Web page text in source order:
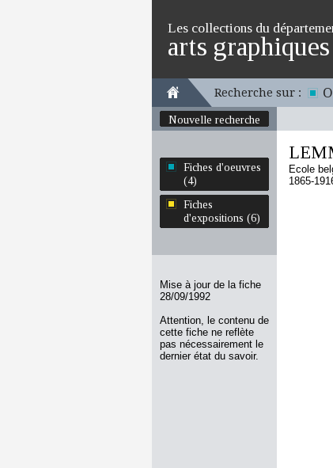
Les collections du
arts graphiques
Recherche sur :
Nouvelle recherche
Fiches d'oeuvres
(4)
Fiches
d'expositions (6)
Mise à jour de la fiche
28/09/1992
Attention, le contenu de
cette fiche ne reflète
pas nécessairement le
dernier état du savoir.
Ecole
1865-